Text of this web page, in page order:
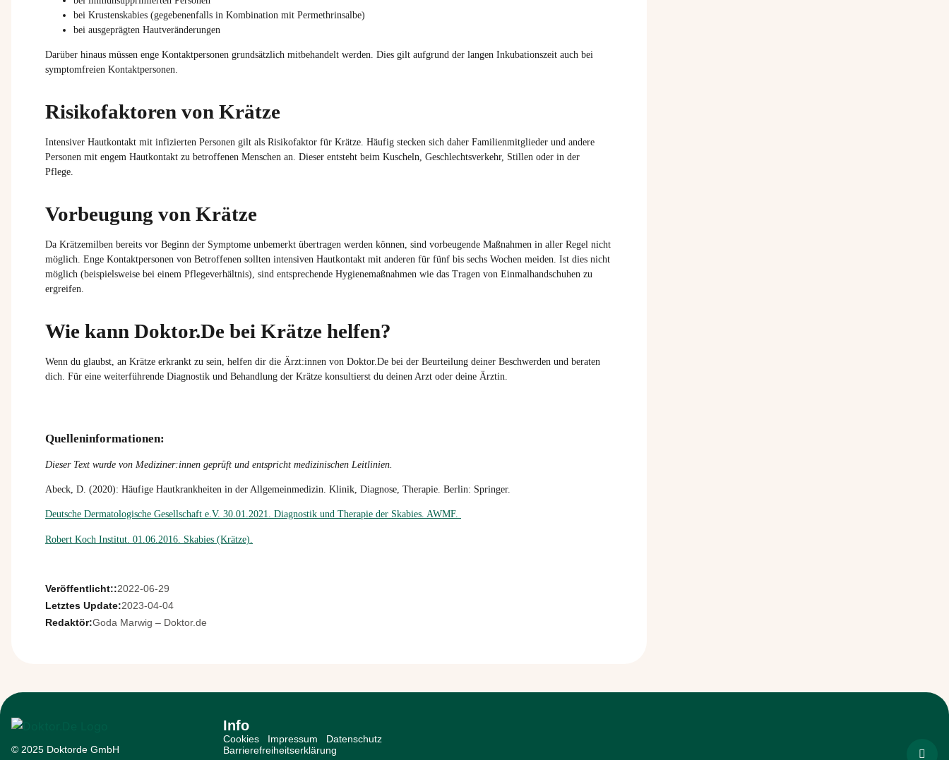
bei Krustenskabies (gegebenenfalls in Kombination mit Permethrinsalbe)
bei ausgeprägten Hautveränderungen
Darüber hinaus müssen enge Kontaktpersonen grundsätzlich mitbehandelt werden. Dies gilt aufgrund der langen Inkubationszeit auch bei
symptomfreien Kontaktpersonen.
Risikofaktoren von Krätze
Intensiver Hautkontakt mit infizierten Personen gilt als Risikofaktor für Krätze. Häufig stecken sich daher Familienmitglieder und andere
Personen mit engem Hautkontakt zu betroffenen Menschen an. Dieser entsteht beim Kuscheln, Geschlechtsverkehr, Stillen oder in der
Pflege.
Vorbeugung von Krätze
Da Krätzemilben bereits vor Beginn der Symptome unbemerkt übertragen werden können, sind vorbeugende Maßnahmen in aller Regel nicht
möglich. Enge Kontaktpersonen von Betroffenen sollten intensiven Hautkontakt mit anderen für fünf bis sechs Wochen meiden. Ist dies nicht
möglich (beispielsweise bei einem Pflegeverhältnis), sind entsprechende Hygienemaßnahmen wie das Tragen von Einmalhandschuhen zu
ergreifen.
Wie kann Doktor.De bei Krätze helfen?
Wenn du glaubst, an Krätze erkrankt zu sein, helfen dir die Ärzt:innen von Doktor.De bei der Beurteilung deiner Beschwerden und beraten
dich. Für eine weiterführende Diagnostik und Behandlung der Krätze konsultierst du deinen Arzt oder deine Ärztin.
Quelleninformationen:
Dieser Text wurde von Mediziner:innen geprüft und entspricht medizinischen Leitlinien.
Abeck , D. (2020): Häufige Hautkrankheiten in der Allgemeinmedizin. Klinik, Diagnose, Therapie. Berlin: Springer.
Deutsche Dermatologische Gesellschaft e.V. 30.01.2021. Diagnostik und Therapie der Skabies. AWMF.
Robert Koch Institut. 01.06.2016. Skabies (Krätze).
Veröffentlicht::2022-06-29
Letztes Update:2023-04-04
Redaktör:Goda Marwig – Doktor.de
© 2025 Doktorde GmbH
Info
Cookies Impressum
Datenschutz
Barrierefreiheitserklärung